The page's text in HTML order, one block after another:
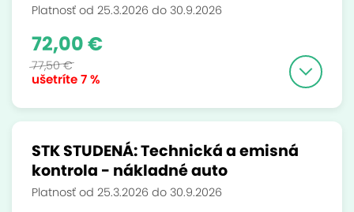
Platnosť od 25.3.2026 do 30.9.2026
ušetríte7 %
72,00 €
77,50 €
STK STUDENÁ: Technická a emisná
kontrola - nákladné auto
Platnosť od 25.3.2026 do 30.9.2026